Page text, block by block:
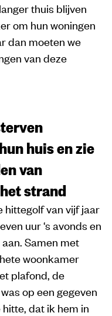
thuis blijven
om hun woningen
dan moeten we
van deze
huis en zie
van
strand
hittegolf van vijf jaar
uur ‘s avonds en
Samen met
woonkamer
plafond, de
op een gegeven
dat ik hem in